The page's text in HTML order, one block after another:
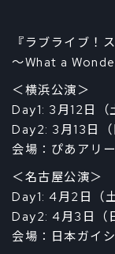
『ラブライブ
～What a
＜横浜公演＞
Day1: 3月12日
Day2: 3月13日
会場：ぴあアリ
＜名古屋公演＞
Day1: 4月2日（
Day2: 4月3日（
会場：日本ガイ